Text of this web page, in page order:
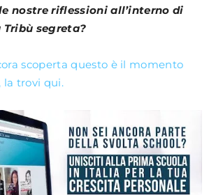
nostre riflessioni all’interno di
segreta?
scoperta questo è il momento
la trovi qui.